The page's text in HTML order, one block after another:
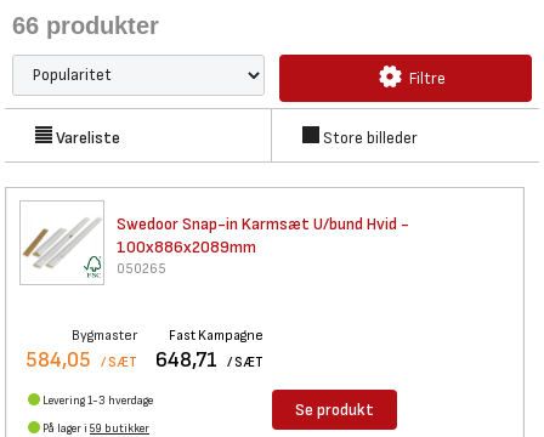
Flexkarme er karme, som findes i forskellige størrelser og tykkelser, hvor
der er udfræset en notgang. I notgangen monteres gerigterne, som
passer til flexkarme. Gerigterne har en dyb fer, som sættes i karmens
notgang. Pga. den dybe fer kan gerigten let tilpasses til de forskellige
murtykkelser.
66 produkter
Filtre
Vareliste Store billeder
Swedoor Snap-in Karmsæt U/bund Hvid -
100x886x2089mm
050265
Bygmaster
584,05 / SÆT
Fast Kampagne
648,71 / SÆT
Levering 1-3 hverdage
På lager i 59 butikker
Se produkt